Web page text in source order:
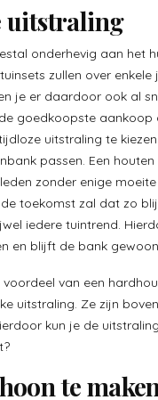
uitstraling
onderhevig aan het
zullen over
je er daardoor ook al
goedkoopste
uitstraling te
passen. Een
zonder enige
toekomst zal dat zo
iedere tuintrend.
en blijft de bank
van een
uitstraling. Ze zijn
kun je de
te